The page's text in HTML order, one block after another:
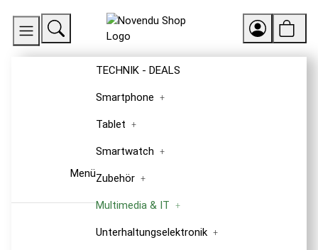
Menü
TECHNIK - DEALS
Smartphone
Tablet
Smartwatch
Zubehör
Multimedia & IT
Unterhaltungselektronik